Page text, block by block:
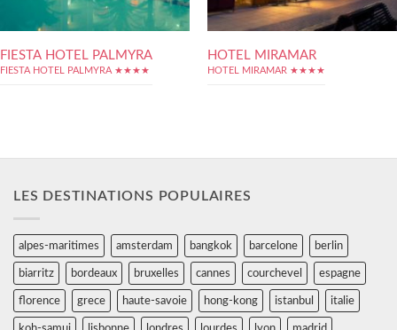
FIESTA HOTEL PALMYRA
FIESTA HOTEL PALMYRA ★★★★
HOTEL MIRAMAR
HOTEL MIRAMAR ★★★★
LES DESTINATIONS POPULAIRES
alpes-maritimes amsterdam bangkok barcelone berlin
biarritz bordeaux bruxelles cannes courchevel espagne
florence grece haute-savoie hong-kong istanbul italie